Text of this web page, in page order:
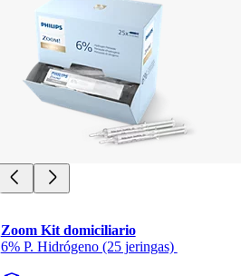
Zoom Kit domiciliario
6% P. Hidrógeno (25 jeringas)